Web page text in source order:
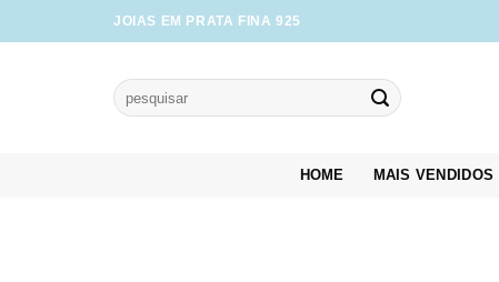
to
JOIAS EM PRATA FINA 925
Pesquisar
por:
HOME MAIS VENDIDOS